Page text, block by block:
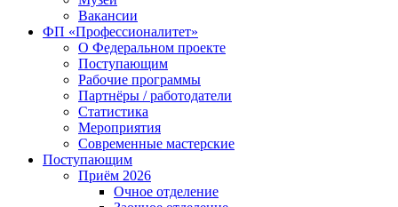
Вакансии
ФП «Профессионалитет»
О Федеральном проекте
Поступающим
Рабочие программы
Партнёры / работодатели
Статистика
Мероприятия
Современные мастерские
Поступающим
Приём 2026
Очное отделение